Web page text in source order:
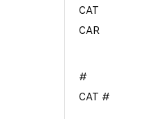
CAT
CAR
#
CAT #